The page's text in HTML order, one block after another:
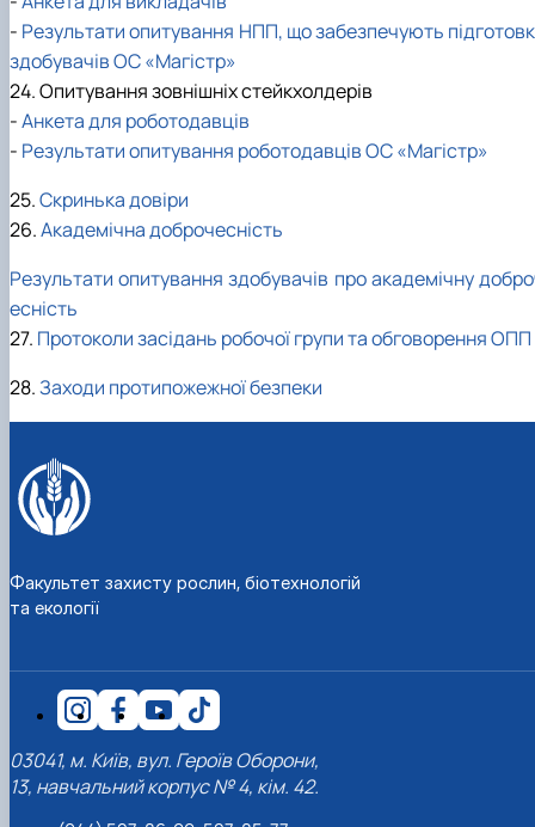
- Результати опитування НПП, що забезпечують
здобувачів ОС «Магістр»
24. Опитування зовнішніх стейкхолдерів
-Анкета для роботодавців
- Результати опитування роботодавців ОС «Магістр»
25.Скринька довіри
26.Академічна доброчесність
Результати опитування здобувачів про академічну
есність
27. Протоколи засідань робочої групи та обговорення ОПП
28.Заходи протипожежної безпеки
Факультет захисту рослин, біотехнологій
та екології
03041, м. Київ, вул. Героїв Оборони,
13, навчальний корпус № 4, кім. 42.